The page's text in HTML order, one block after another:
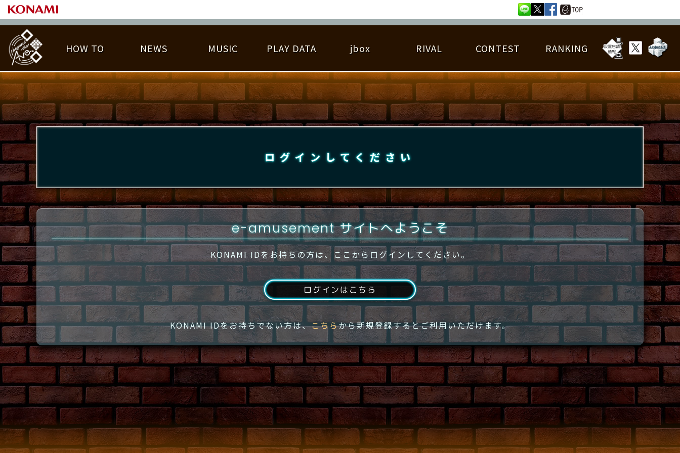
HOW TO
基本の遊び方 遊び方ガイド
NEWS MUSIC
遊べる楽曲 アーティスト紹介
PLAY DATA
PLAY DATA TOP EMBLEM ゆびベル 楽曲データ 詳細楽曲データ
称号 プレー履歴 プレーグラフ ねんごろチャレンジ EDIT譜面
jbox RIVAL
ライバル一覧 逆ライバル一覧 ライバル比較 プレーヤー検索 フレンドリスト
CONTEST
大会参加 大会開催 大会参加情報 大会とは？
RANKING
LICENSE HIT CHART ORIGINAL HIT CHART BEST SCORE RANKING TOTAL BEST SCORE RANKING
ログインしてください
e-amusement サイトへようこそ
KONAMI IDをお持ちの方は、ここからログインしてください。
ログインはこちら
KONAMI IDをお持ちでない方は、こちらから新規登録するとご利用いただけます。